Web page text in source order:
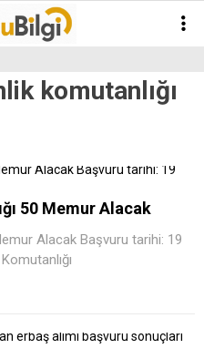
komutanlığı
50 Memur Alacak
Alacak Başvuru tarihi: 19